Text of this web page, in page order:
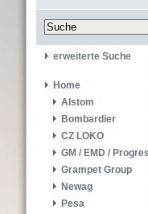
erweiterte Suche
Home
Alstom
Bombardier
CZ LOKO
GM / EMD /
Grampet Group
Newag
Pesa